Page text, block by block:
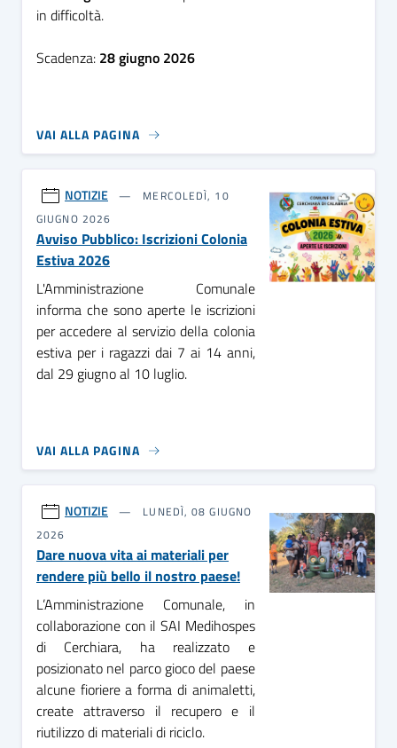
in difficoltà.
Scadenza: 28 giugno 2026
VAI ALLA PAGINA
NOTIZIE
MERCOLEDÌ, 10
GIUGNO 2026
Avviso Pubblico: Iscrizioni Colonia
Estiva 2026
L'Amministrazione Comunale
informa che sono aperte le iscrizioni
per accedere al servizio della colonia
estiva per i ragazzi dai 7 ai 14 anni,
dal 29 giugno al 10 luglio.
VAI ALLA PAGINA
NOTIZIE
LUNEDÌ, 08 GIUGNO
2026
Dare nuova vita ai materiali per
rendere più bello il nostro paese!
L’Amministrazione Comunale, in
collaborazione con il SAI Medihospes
di Cerchiara, ha realizzato e
posizionato nel parco gioco del paese
alcune fioriere a forma di animaletti,
create attraverso il recupero e il
riutilizzo di materiali di riciclo.